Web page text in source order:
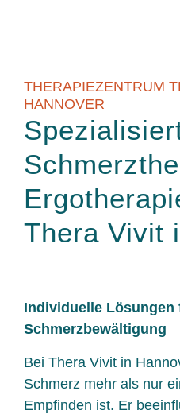
THERAPIEZENTRUM
HANNOVER
Thera Vivit
Individuelle Lösungen
Schmerzbewältigung
Bei Thera Vivit in
Schmerz mehr als nur
Empfinden ist. Er